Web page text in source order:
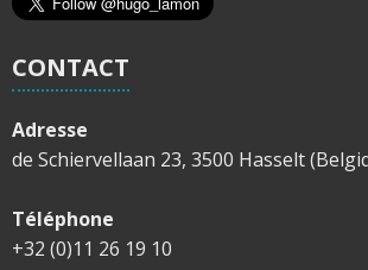
CONTACT
Adresse
de Schiervellaan 23, 3500 Hasselt
Téléphone
+32 (0)11 26 19 10